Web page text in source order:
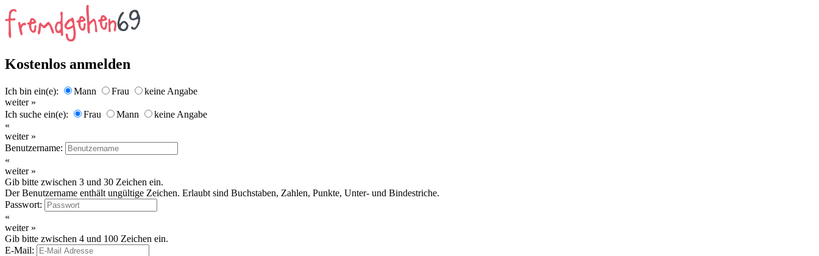
Kostenlos anmelden
Ich bin ein(e): Mann Frau
keine Angabe
weiter »
Ich suche ein(e):
Frau Mann
keine Angabe
«
weiter »
Benutzername:
«
weiter »
Gib bitte zwischen 3 und 30 Zeichen ein.
Der Benutzername enthält ungültige Zeichen. Erlaubt sind Buchstaben, Zahlen, Punkte, Unter- und Bindestriche.
Passwort:
«
weiter »
Gib bitte zwischen 4 und 100 Zeichen ein.
E-Mail: